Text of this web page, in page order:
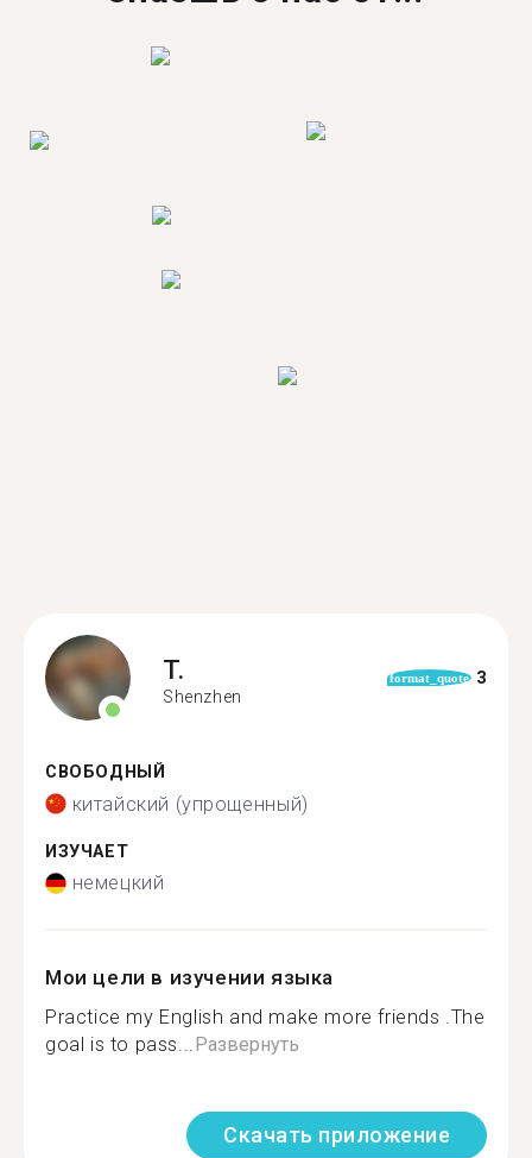
T.
Shenzhen
format_quote 3
СВОБОДНЫЙ
китайский (упрощенный)
ИЗУЧАЕТ
немецкий
Мои цели в изучении языка
Practice my English and make more friends .The
goal is to pass...Развернуть
Скачать приложение